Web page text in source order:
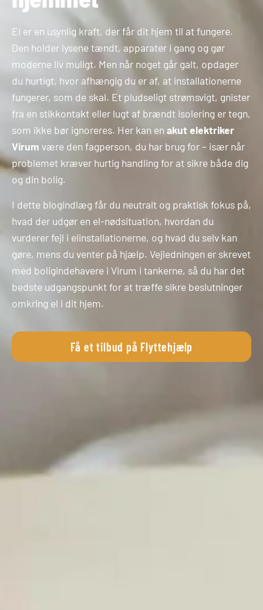
El er en usynlig kraft, der får dit hjem til at fungere.
Den holder lysene tændt, apparater i gang og gør
moderne liv muligt. Men når noget går galt, opdager
du hurtigt, hvor afhængig du er af, at installationerne
fungerer, som de skal. Et pludseligt strømsvigt, gnister
fra en stikkontakt eller lugt af brændt isolering er tegn,
som ikke bør ignoreres. Her kan en akut elektriker
Virum være den fagperson, du har brug for – især når
problemet kræver hurtig handling for at sikre både dig
og din bolig.
I dette blogindlæg får du neutralt og praktisk fokus på,
hvad der udgør en el-nødsituation, hvordan du
vurderer fejl i elinstallationerne, og hvad du selv kan
gøre, mens du venter på hjælp. Vejledningen er skrevet
med boligindehavere i Virum i tankerne, så du har det
bedste udgangspunkt for at træffe sikre beslutninger
omkring el i dit hjem.
Få et tilbud på Flyttehjælp